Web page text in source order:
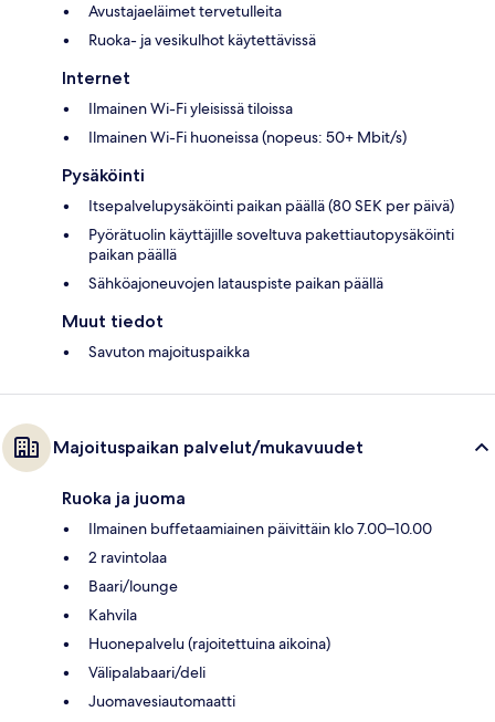
Avustajaeläimet tervetulleita
Ruoka- ja vesikulhot käytettävissä
Internet
Ilmainen Wi-Fi yleisissä tiloissa
Ilmainen Wi-Fi huoneissa (nopeus: 50+ Mbit/s)
Pysäköinti
Itsepalvelupysäköinti paikan päällä (80 SEK per päivä)
Pyörätuolin käyttäjille soveltuva pakettiautopysäköinti
paikan päällä
Sähköajoneuvojen latauspiste paikan päällä
Muut tiedot
Savuton majoituspaikka
Majoituspaikan palvelut/mukavuudet
Ruoka ja juoma
Ilmainen buffetaamiainen päivittäin klo 7.00–10.00
2 ravintolaa
Baari/lounge
Kahvila
Huonepalvelu (rajoitettuina aikoina)
Välipalabaari/deli
Juomavesiautomaatti